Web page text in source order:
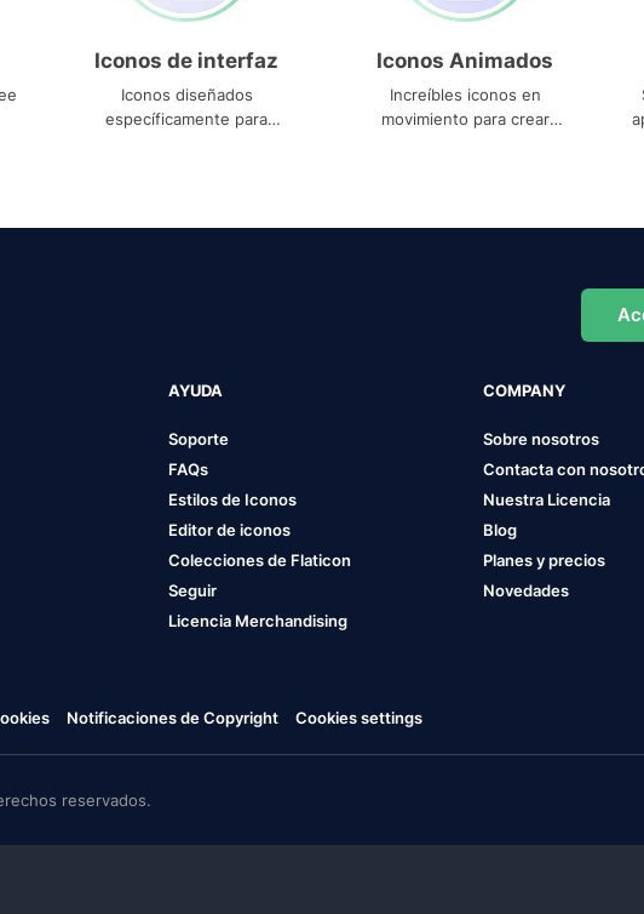
Iconos de interfaz
Iconos diseñados
específicamente para
Iconos Animados
Increíbles iconos en
movimiento para crear
AYUDA
Soporte
FAQs
Estilos de Iconos
Editor de iconos
Colecciones de Flaticon
Seguir
Licencia Merchandising
COMPANY
Sobre nosotros
Contacta con
Nuestra Licencia
Blog
Planes y precios
Novedades
Notificaciones de Copyright Cookies settings
reservados.